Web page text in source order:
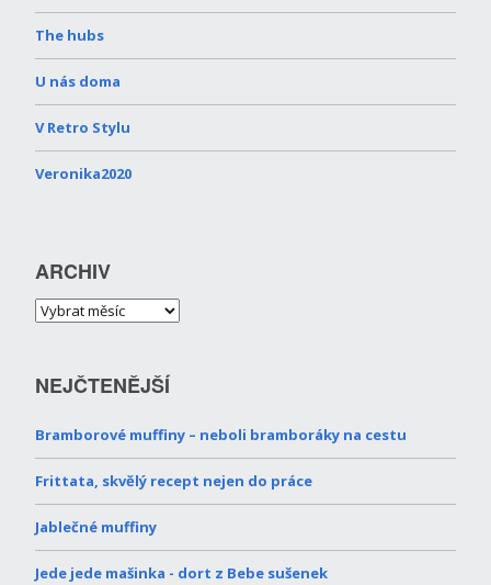
The hubs
U nás doma
V Retro Stylu
Veronika2020
ARCHIV
NEJČTENĚJŠÍ
Bramborové muffiny – neboli bramboráky na cestu
Frittata, skvělý recept nejen do práce
Jablečné muffiny
Jede jede mašinka - dort z Bebe sušenek